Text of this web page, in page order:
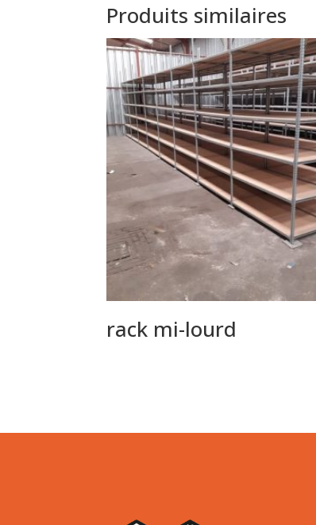
Produits similaires
rack mi-lourd